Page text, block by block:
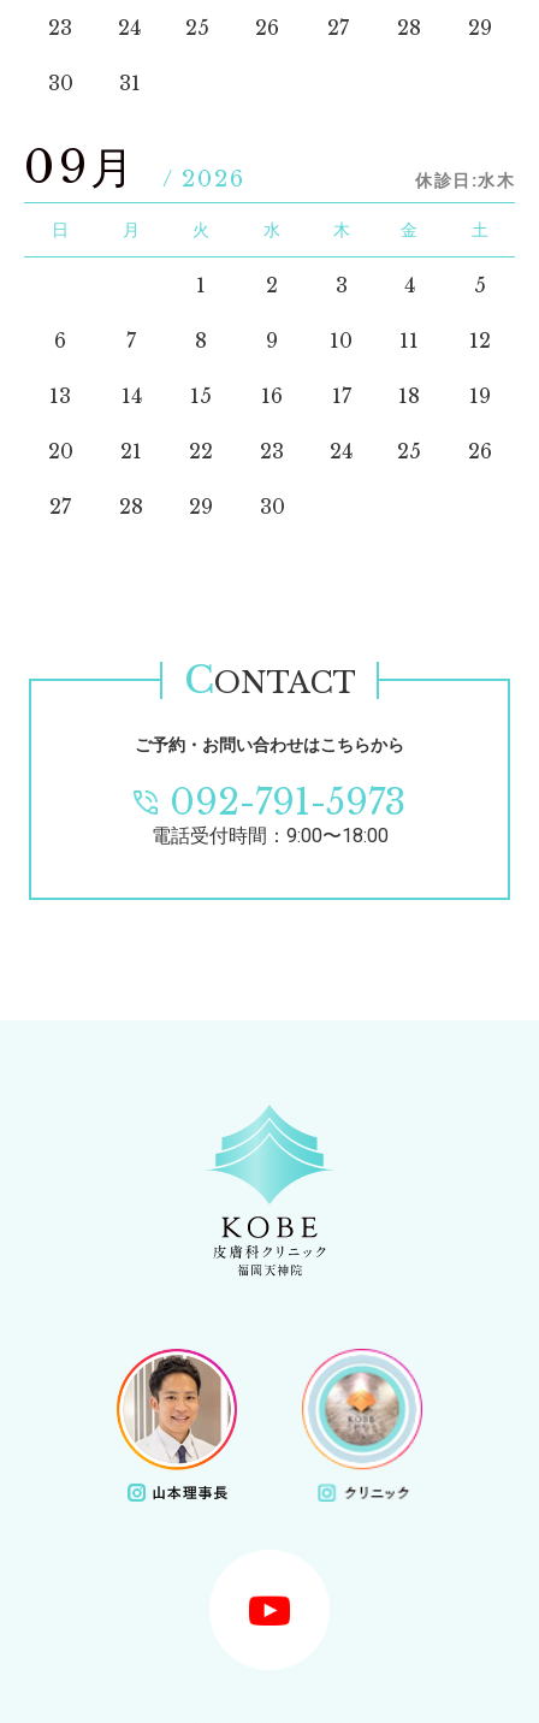
23 24 25 26 27 28 29
30 31
09月 / 2026 休診日:水木
日 月 火 水 木 金 土
1 2 3 4 5
6 7 8 9 10 11 12
13 14 15 16 17 18 19
20 21 22 23 24 25 26
27 28 29 30
CONTACT
ご予約・お問い合わせはこちらから
092-791-5973
電話受付時間：9:00〜18:00